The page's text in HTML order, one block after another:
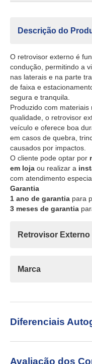
Descrição do
O retrovisor externo é
condução, permitindo a
nas laterais e na parte
de faixa e
segura e tranquila.
Produzido com
qualidade, o retrovisor
veículo e oferece boa
em casos de quebra,
causados por impactos.
O cliente pode optar por
em loja ou realizar a
com atendimento
Garantia
1 ano de garantia para
3 meses de garantia
Retrovisor Externo
Marca
Diferenciais
Avaliação dos